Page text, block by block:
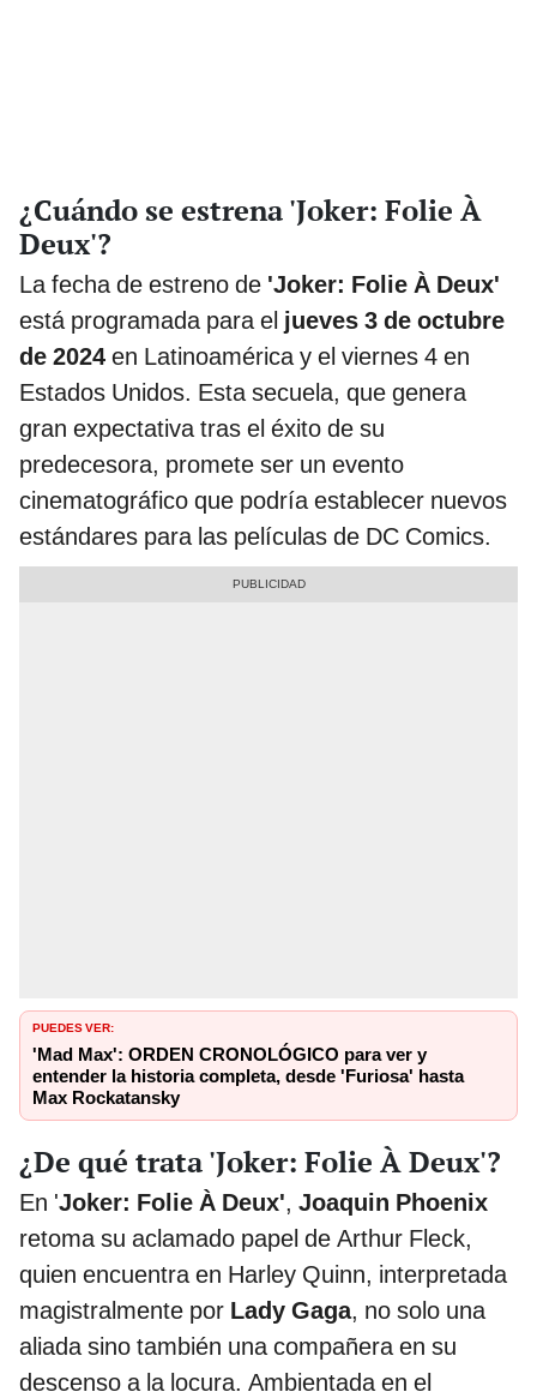
¿Cuándo se estrena 'Joker: Folie À
Deux'?
La fecha de estreno de 'Joker: Folie À Deux'
está programada para el jueves 3 de octubre
de 2024 en Latinoamérica y el viernes 4 en
Estados Unidos. Esta secuela, que genera
gran expectativa tras el éxito de su
predecesora, promete ser un evento
cinematográfico que podría establecer nuevos
estándares para las películas de DC Comics.
PUEDES VER:
'Mad Max': ORDEN CRONOLÓGICO para ver y
entender la historia completa, desde 'Furiosa' hasta
Max Rockatansky
¿De qué trata 'Joker: Folie À Deux'?
En 'Joker: Folie À Deux', Joaquin Phoenix
retoma su aclamado papel de Arthur Fleck,
quien encuentra en Harley Quinn, interpretada
magistralmente por Lady Gaga, no solo una
aliada sino también una compañera en su
descenso a la locura. Ambientada en el